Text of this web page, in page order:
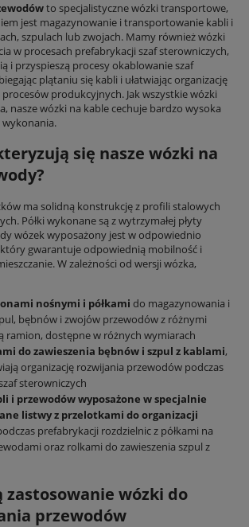
to specjalistyczne wózki transportowe,
jest magazynowanie i transportowanie kabli i
szpulach lub zwojach. Mamy również wózki
w procesach prefabrykacji szaf sterowniczych,
i przyspieszą procesy okablowanie szaf
plątaniu się kabli i ułatwiając organizację
produkcyjnych. Jak wszystkie wózki
nasze wózki na kable cechuje bardzo wysoka
wykonania.
się nasze wózki na
ma solidną konstrukcję z profili stalowych
Półki wykonane są z wytrzymałej płyty
wózek wyposażony jest w odpowiednio
gwarantuje odpowiednią mobilność i
W zależności od wersji wózka,
nośnymi i półkami do magazynowania i
bębnów i zwojów przewodów z różnymi
ramion, dostępne w różnych wymiarach
do zawieszenia bębnów i szpul z kablami,
organizację rozwijania przewodów podczas
sterowniczych
i przewodów wyposażone w specjalnie
listwy z przelotkami do organizacji
prefabrykacji rozdzielnic z półkami na
oraz rolkami do zawieszenia szpul z
zastosowanie wózki do
przewodów